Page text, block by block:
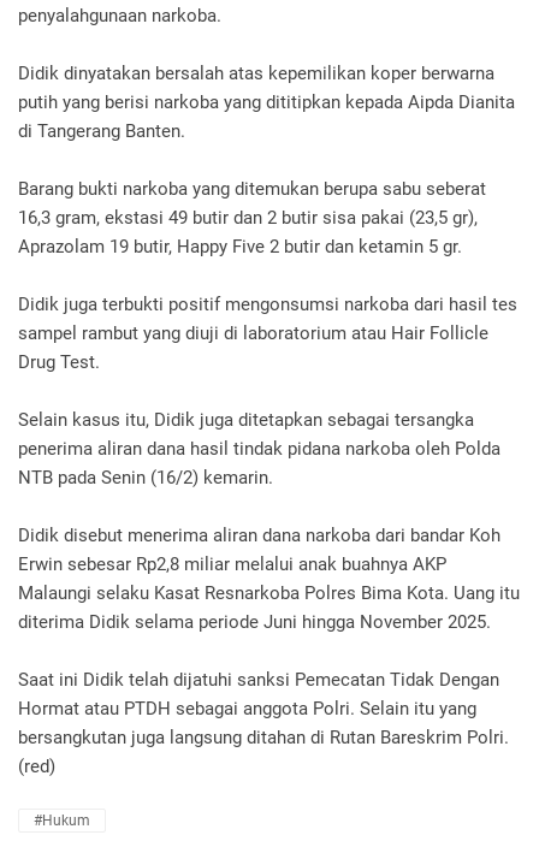
penyalahgunaan narkoba.
Didik dinyatakan bersalah atas kepemilikan koper berwarna
putih yang berisi narkoba yang dititipkan kepada Aipda Dianita
di Tangerang Banten.
Barang bukti narkoba yang ditemukan berupa sabu seberat
16,3 gram, ekstasi 49 butir dan 2 butir sisa pakai (23,5 gr),
Aprazolam 19 butir, Happy Five 2 butir dan ketamin 5 gr.
Didik juga terbukti positif mengonsumsi narkoba dari hasil tes
sampel rambut yang diuji di laboratorium atau Hair Follicle
Drug Test.
Selain kasus itu, Didik juga ditetapkan sebagai tersangka
penerima aliran dana hasil tindak pidana narkoba oleh Polda
NTB pada Senin (16/2) kemarin.
Didik disebut menerima aliran dana narkoba dari bandar Koh
Erwin sebesar Rp2,8 miliar melalui anak buahnya AKP
Malaungi selaku Kasat Resnarkoba Polres Bima Kota. Uang itu
diterima Didik selama periode Juni hingga November 2025.
Saat ini Didik telah dijatuhi sanksi Pemecatan Tidak Dengan
Hormat atau PTDH sebagai anggota Polri. Selain itu yang
bersangkutan juga langsung ditahan di Rutan Bareskrim Polri.
(red)
#Hukum